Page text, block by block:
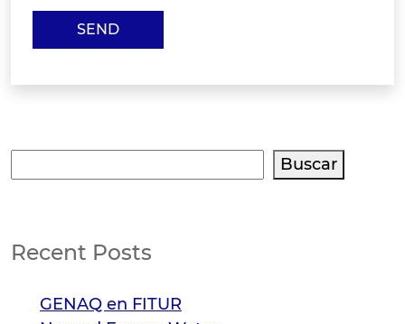
Buscar
Recent Posts
GENAQ en FITUR